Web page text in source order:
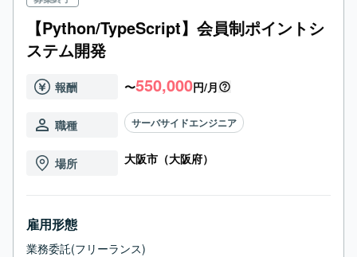
【Python/TypeScript】会員制ポイントシ
ステム開発
報酬 〜550,000円/月
職種 サーバサイドエンジニア
場所 大阪市（大阪府）
雇用形態
業務委託(フリーランス)